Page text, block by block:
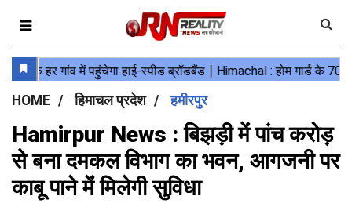
HOME हिमाचल प्रदेश हमीरपुर
Hamirpur News : बिझड़ी मेंं पांच करोड़
से बना दमकल विभाग का भवन, आगजनी पर
काबू पाने मेंं मिलेगी सुविधा